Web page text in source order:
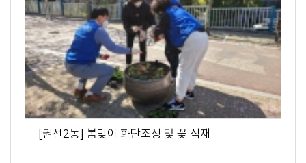
[권선2동] 봄맞이 화단조성 및 꽃 식재